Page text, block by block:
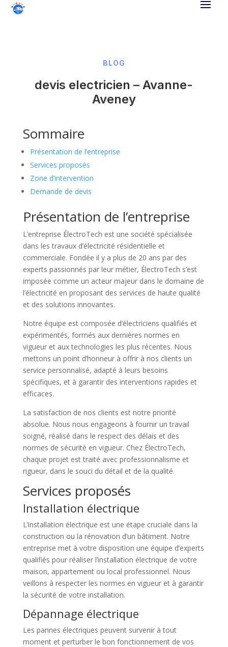
BLOG
devis electricien – Avanne-
Aveney
Sommaire
Présentation de l’entreprise
Services proposés
Zone d’intervention
Demande de devis
Présentation de l’entreprise
L’entreprise ÉlectroTech est une société spécialisée
dans les travaux d’électricité résidentielle et
commerciale. Fondée il y a plus de 20 ans par des
experts passionnés par leur métier, ÉlectroTech s’est
imposée comme un acteur majeur dans le domaine de
l’électricité en proposant des services de haute qualité
et des solutions innovantes.
Notre équipe est composée d’électriciens qualifiés et
expérimentés, formés aux dernières normes en
vigueur et aux technologies les plus récentes. Nous
mettons un point d’honneur à offrir à nos clients un
service personnalisé, adapté à leurs besoins
spécifiques, et à garantir des interventions rapides et
efficaces.
La satisfaction de nos clients est notre priorité
absolue. Nous nous engageons à fournir un travail
soigné, réalisé dans le respect des délais et des
normes de sécurité en vigueur. Chez ÉlectroTech,
chaque projet est traité avec professionnalisme et
rigueur, dans le souci du détail et de la qualité.
Services proposés
Installation électrique
L’installation électrique est une étape cruciale dans la
construction ou la rénovation d’un bâtiment. Notre
entreprise met à votre disposition une équipe d’experts
qualifiés pour réaliser l’installation électrique de votre
maison, appartement ou local professionnel. Nous
veillons à respecter les normes en vigueur et à garantir
la sécurité de votre installation.
Dépannage électrique
Les pannes électriques peuvent survenir à tout
moment et perturber le bon fonctionnement de vos